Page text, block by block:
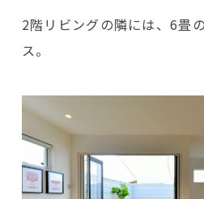
2階リビングの隣には、6畳
ス。